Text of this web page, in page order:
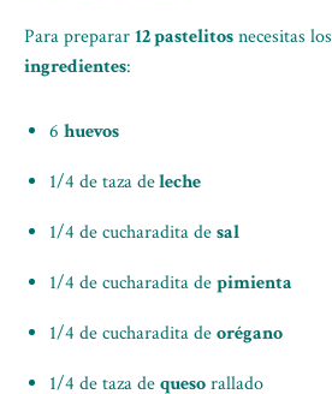
Para preparar12 pastelitosnecesitas los
ingredientes:
6 huevos
1/4 de taza deleche
1/4 de cucharadita desal
1/4 de cucharadita depimienta
1/4 de cucharadita deorégano
1/4 de taza dequesorallado